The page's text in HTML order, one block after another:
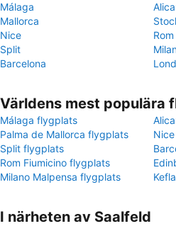
Málaga
Mallorca
Nice
Rom
Split
Barcelona
Världens mest populära
Málaga flygplats
Palma de Mallorca flygplats
Split flygplats
Rom Fiumicino flygplats
Milano Malpensa flygplats
I närheten av Saalfeld